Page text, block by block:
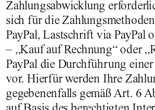
Zahlungsabwicklung
sich für die
PayPal, Lastschrift via PayPal
– „Kauf auf Rechnung“ oder
PayPal die Durchführung
vor. Hierfür werden Ihre
gegebenenfalls gemäß Art. 6